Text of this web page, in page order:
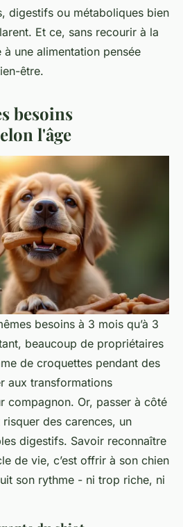
digestifs ou métaboliques bien
Et ce, sans recourir à la
une alimentation pensée
être.
besoins
l'âge
besoins à 3 mois qu’à 3
beaucoup de propriétaires
de croquettes pendant des
aux transformations
compagnon. Or, passer à côté
risquer des carences, un
digestifs. Savoir reconnaître
de vie, c’est offrir à son chien
son rythme - ni trop riche, ni